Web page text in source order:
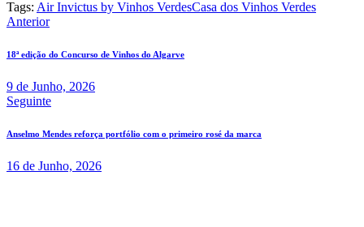
Tags: Air Invictus by Vinhos VerdesCasa dos Vinhos Verdes
Navegação
de
Anterior
18ª edição do Concurso de Vinhos do Algarve
9 de Junho, 2026
Seguinte
Anselmo Mendes reforça portfólio com o primeiro rosé da marca
16 de Junho, 2026